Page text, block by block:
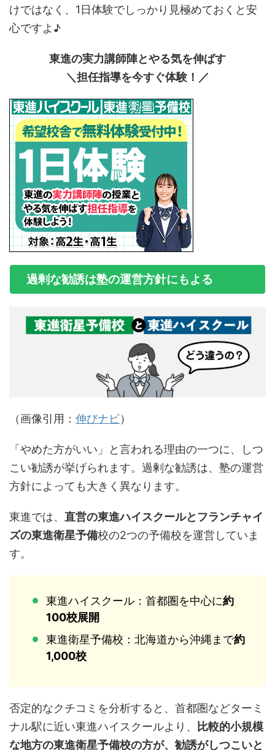
けではなく、1日体験でしっかり見極めておくと安
心ですよ♪
東進の実力講師陣とやる気を伸ばす
＼担任指導を今すぐ体験！／
過剰な勧誘は塾の運営方針にもよる
（画像引用： 伸びナビ）
「やめた方がいい」と言われる理由の一つに、しつ
こい勧誘が挙げられます。過剰な勧誘は、塾の運営
方針によっても大きく異なります。
東進では、 直営の東進ハイスクールとフランチャイ
ズの東進衛星予備校の2つの予備校を運営していま
す。
東進ハイスクール：首都圏を中心に約
100校展開
東進衛星予備校：北海道から沖縄まで約
1,000校
否定的なクチコミを分析すると、首都圏などターミ
ナル駅に近い東進ハイスクールより、
比較的小規模
な地方の東進衛星予備校の方が、勧誘がしつこいと